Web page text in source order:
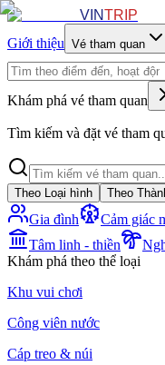
VINTRIP
Giới thiệu Vé tham quan
Khám phá vé tham quan
Tìm kiếm và đặt vé tham
Theo Loại hình Theo
Gia đình Cảm giác
Tâm linh - thiền
Khám phá theo thể loại
Khu vui chơi
Công viên nước
Cáp treo & núi